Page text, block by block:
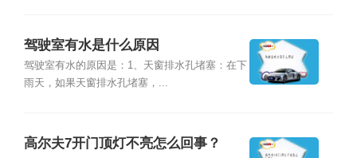
驾驶室有水是什么原因
驾驶室有水的原因是：1、天窗排水孔堵塞：在下
雨天，如果天窗排水孔堵塞，...
高尔夫7开门顶灯不亮怎么回事？